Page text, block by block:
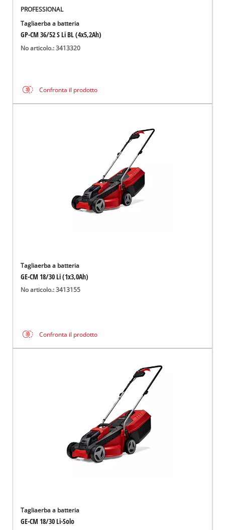
PROFESSIONAL
Tagliaerba a batteria
GP-CM 36/52 S Li BL (4x5,2Ah)
No articolo.: 3413320
Confronta il prodotto
Tagliaerba a batteria
GE-CM 18/30 Li (1x3,0Ah)
No articolo.: 3413155
Confronta il prodotto
Tagliaerba a batteria
GE-CM 18/30 Li-Solo